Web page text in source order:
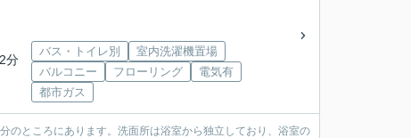
分
バス・トイレ別
室内洗濯機置場
バルコニー
フローリング
電気有
都市ガス
のところにあります。洗面所は浴室から独立しており、浴室の